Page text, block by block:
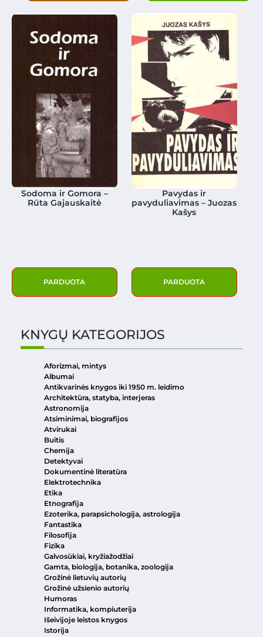
Sodoma ir Gomora –
Rūta Gajauskaitė
PARDUOTA
Pavydas ir
pavyduliavimas – Juozas
Kašys
PARDUOTA
KNYGŲ KATEGORIJOS
Aforizmai, mintys
Albumai
Antikvarinės knygos iki 1950 m. leidimo
Architektūra, statyba, interjeras
Astronomija
Atsiminimai, biografijos
Atvirukai
Buitis
Chemija
Detektyvai
Dokumentinė literatūra
Elektrotechnika
Etika
Etnografija
Ezoterika, parapsichologija, astrologija
Fantastika
Filosofija
Fizika
Galvosūkiai, kryžiažodžiai
Gamta, biologija, botanika, zoologija
Grožinė lietuvių autorių
Grožinė užsienio autorių
Humoras
Informatika, kompiuterija
Išeivijoje leistos knygos
Istorija